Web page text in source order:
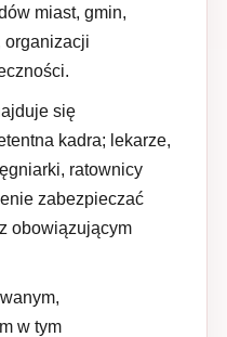
miast, gmin,
organizacji
się
kadra; lekarze,
ratownicy
zabezpieczać
obowiązującym
w tym